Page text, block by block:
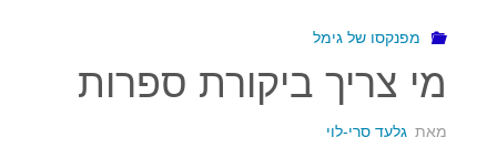
מפנקסו של גימל
מי צריך ביקורת ספרות
מאת גלעד סרי-לוי